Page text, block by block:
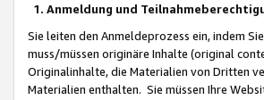
1. Anmeldung und
Sie leiten den Anmeldeprozess ein, indem
muss/müssen originäre Inhalte (original
Originalinhalte, die Materialien von Dritten
Materialien enthalten. Sie müssen Ihre